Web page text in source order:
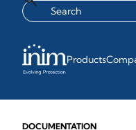
Products
DOCUMENTATION